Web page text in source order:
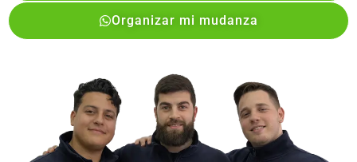
Organizar mi mudanza